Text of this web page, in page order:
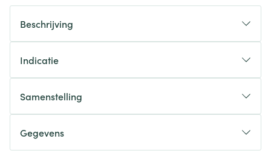
Beschrijving
Indicatie
Samenstelling
Gegevens